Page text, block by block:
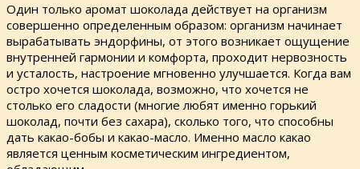
Один только аромат шоколада действует на организм
совершенно определенным образом: организм начинает
вырабатывать эндорфины, от этого возникает ощущение
внутренней гармонии и комфорта, проходит нервозность
и усталость, настроение мгновенно улучшается. Когда вам
остро хочется шоколада, возможно, что хочется не
столько его сладости (многие любят именно горький
шоколад, почти без сахара), сколько того, что способны
дать какао-бобы и какао-масло. Именно масло какао
является ценным косметическим ингредиентом,